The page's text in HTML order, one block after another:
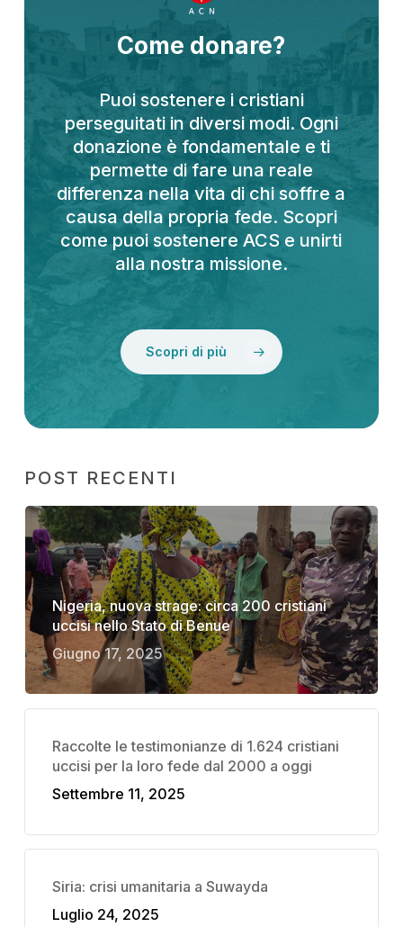
Come donare?
Puoi sostenere i cristiani
perseguitati in diversi modi. Ogni
donazione è fondamentale e ti
permette di fare una reale
differenza nella vita di chi soffre a
causa della propria fede. Scopri
come puoi sostenere ACS e unirti
alla nostra missione.
Scopri di più
POST RECENTI
Nigeria, nuova strage: circa 200 cristiani
uccisi nello Stato di Benue
Giugno 17, 2025
Raccolte le testimonianze di 1.624 cristiani
uccisi per la loro fede dal 2000 a oggi
Settembre 11, 2025
Siria: crisi umanitaria a Suwayda
Luglio 24, 2025